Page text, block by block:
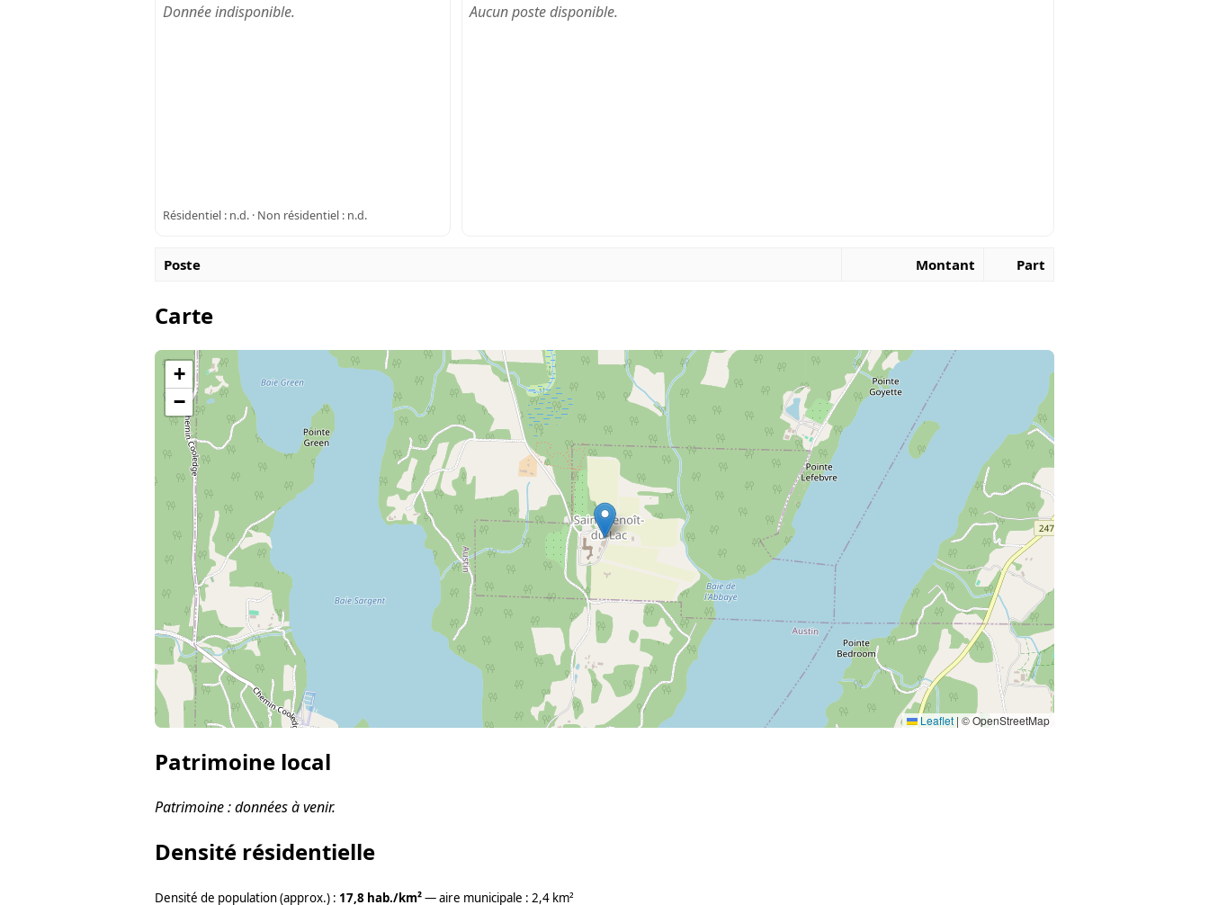
Donnée indisponible.
Résidentiel : n.d. · Non résidentiel : n.d.
Aucun poste disponible.
Poste Montant Part
Carte
+
−
Leaflet | © OpenStreetMap
Patrimoine local
Patrimoine : données à venir.
Densité résidentielle
Densité de population (approx.) : 17,8 hab./km²— aire municipale : 2,4 km²